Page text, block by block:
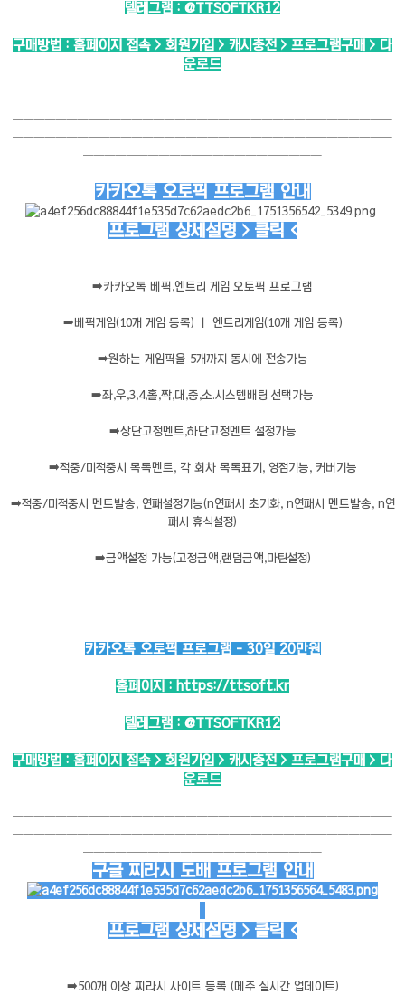
텔레그램 : @TTSOFTKR12
구매방법 : 홈페이지 접속 > 회원가입 > 캐시충전 > 프로그램구매 > 다
운로드
───────────────────────────────────
───────────────────────────────────
──────────────────────
카카오톡 오토픽 프로그램 안내
프로그램 상세설명 > 클릭 <
➡️카카오톡 베픽,엔트리 게임 오토픽 프로그램
➡️ 베픽게임(10개 게임 등록) ㅣ 엔트리게임(10개 게임 등록)
➡️원하는 게임픽을 5개까지 동시에 전송가능
➡️좌,우,3,4,홀,짝,대,중,소.시스템배팅 선택가능
➡️상단고정멘트,하단고정멘트 설정가능
➡️적중/미적중시 목록멘트, 각 회차 목록표기, 영점기능, 커버기능
➡️적중/미적중시 멘트발송, 연패설정기능(n연패시 초기화, n연패시 멘트발송, n연
패시 휴식설정)
➡️금액설정 가능(고정금액,랜덤금액,마틴설정)
카카오톡 오토픽 프로그램 - 30일 20만원
홈페이지 : https://ttsoft.kr
텔레그램 : @TTSOFTKR12
구매방법 : 홈페이지 접속 > 회원가입 > 캐시충전 > 프로그램구매 > 다
운로드
───────────────────────────────────
───────────────────────────────────
──────────────────────
구글 찌라시 도배 프로그램 안내
프로그램 상세설명 > 클릭 <
➡️500개 이상 찌라시 사이트 등록 (메주 실시간 업데이트)